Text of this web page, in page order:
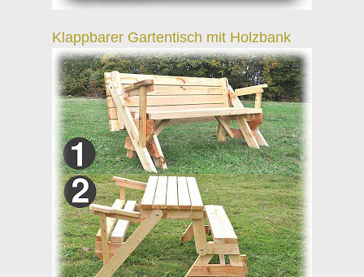
Klappbarer Gartentisch mit Holzbank